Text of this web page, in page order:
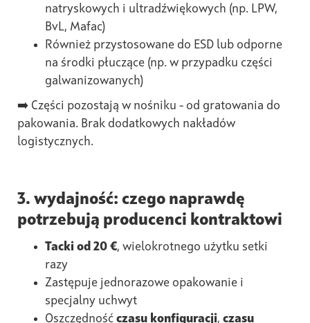
natryskowych i ultradźwiękowych (np. LPW,
BvL, Mafac)
Również przystosowane do ESD lub odporne
na środki płuczące (np. w przypadku części
galwanizowanych)
➡️ Części pozostają w nośniku - od gratowania do
pakowania. Brak dodatkowych nakładów
logistycznych.
3. wydajność: czego naprawdę
potrzebują producenci kontraktowi
Tacki od 20 €, wielokrotnego użytku setki
razy
Zastępuje jednorazowe opakowanie i
specjalny uchwyt
Oszczędność czasu konfiguracji, czasu